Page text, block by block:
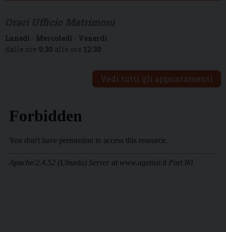
Lunedì - Mercoledì - Venerdì
dalle ore 9:30 alle ore 12:30
Vedi tutti gli appuntamenti